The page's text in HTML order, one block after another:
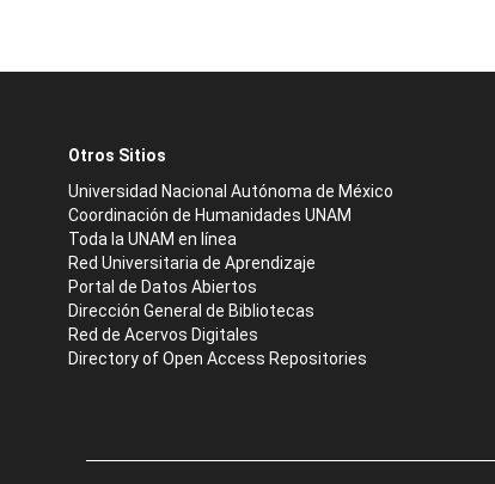
Otros Sitios
Universidad Nacional Autónoma de México
Coordinación de Humanidades UNAM
Toda la UNAM en línea
Red Universitaria de Aprendizaje
Portal de Datos Abiertos
Dirección General de Bibliotecas
Red de Acervos Digitales
Directory of Open Access Repositories